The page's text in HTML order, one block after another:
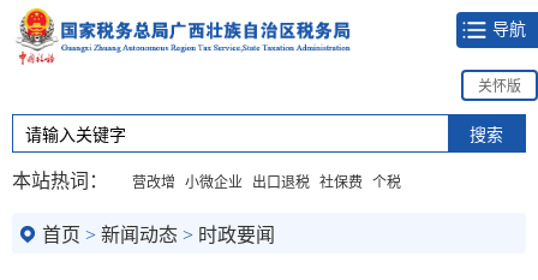
导航
关怀版
本站热词： 营改增 小微企业 出口退税 社保费 个税
首页 > 新闻动态 > 时政要闻